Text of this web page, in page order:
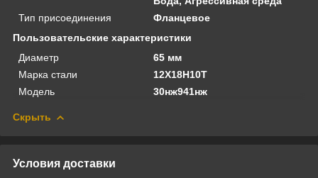
Тип присоединения
Фланцевое
Пользовательские характеристики
Диаметр
65 мм
Марка стали
12Х18Н10Т
Модель
30нж941нж
Скрыть
Условия доставки